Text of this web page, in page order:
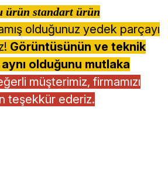
ürün standart ürün
olduğunuz yedek parçayı
Görüntüsünün ve teknik
olduğunu mutlaka
müşterimiz, firmamızı
teşekkür ederiz.